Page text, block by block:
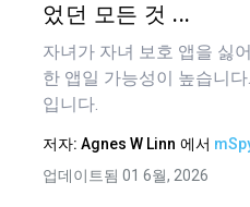
었던 모든 것 ...
자녀가 자녀 보호 앱을 싫
한 앱일 가능성이 높습니
입니다.
저자: Agnes W Linn 에서
업데이트됨 01 6월, 2026